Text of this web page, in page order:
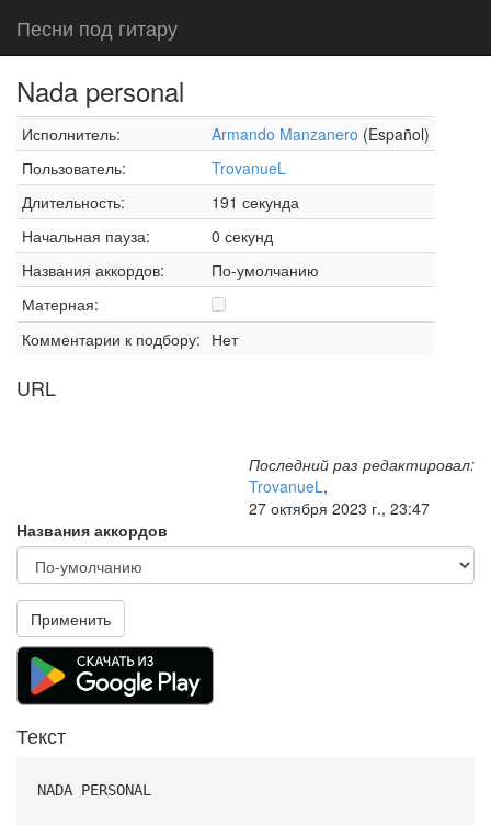
Песни под гитару
Nada personal
Исполнитель: Armando Manzanero (Español)
Пользователь:
TrovanueL
Длительность:
191 секунда
Начальная пауза:
0 секунд
Названия аккордов:
По-умолчанию
Матерная:
Комментарии к подбору: Нет
URL
Последний раз редактировал:
TrovanueL,
27 октября 2023 г., 23:47
Названия аккордов
Применить
Текст
NADA PERSONAL